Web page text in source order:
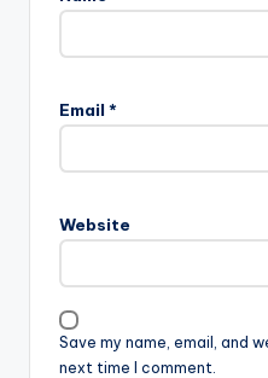
Email *
Website
Save my name, email, and
next time I comment.